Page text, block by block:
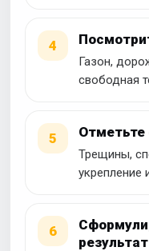
4
Газон,
свободная
5
Трещины,
укрепление
6
результат